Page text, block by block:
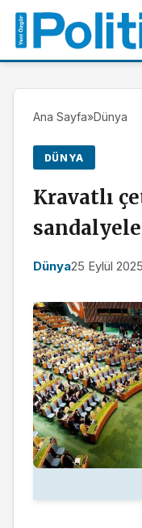
Ana Sayfa»Dünya
DÜNYA
Kravatlı
Dünya25 Eylül